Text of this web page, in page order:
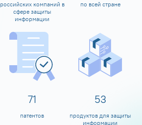
российских компаний в
сфере защиты
информации
по всей стране
80
патентов
60
продуктов для защиты
информации